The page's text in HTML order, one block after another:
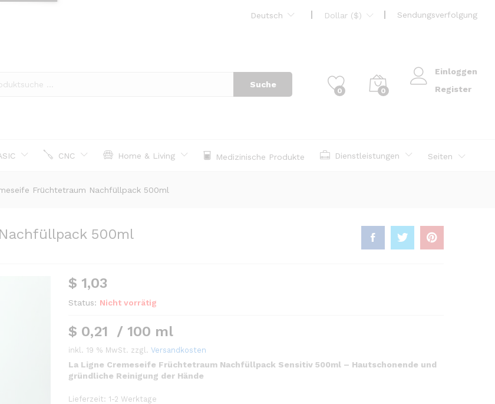
Deutsch Dollar ($) Sendungsverfolgung
Suche
0 0
Einloggen
Register
CNC Home & Living Medizinische Produkte Dienstleistungen Seiten
Früchtetraum Nachfüllpack 500ml
500ml
$ 1,03
Status: Nicht vorrätig
$ 0,21 / 100 ml
inkl. 19 % MwSt. zzgl.Versandkosten
La Ligne Cremeseife Früchtetraum Nachfüllpack Sensitiv 500ml – Hautschonende und
gründliche Reinigung der Hände
Lieferzeit: 1-2 Werktage